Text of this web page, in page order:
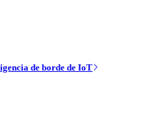
de borde de IoT